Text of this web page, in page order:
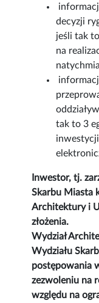
decyzji
jeśli tak
na
tak to 3
Inwestor, tj.
Skarbu Miasta
Architektury i
złożenia.
Wydział
Wydziału
postępowania
zezwoleniu na
względu na